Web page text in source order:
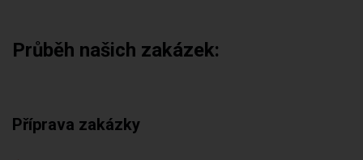
Průběh našich zakázek:
Příprava zakázky